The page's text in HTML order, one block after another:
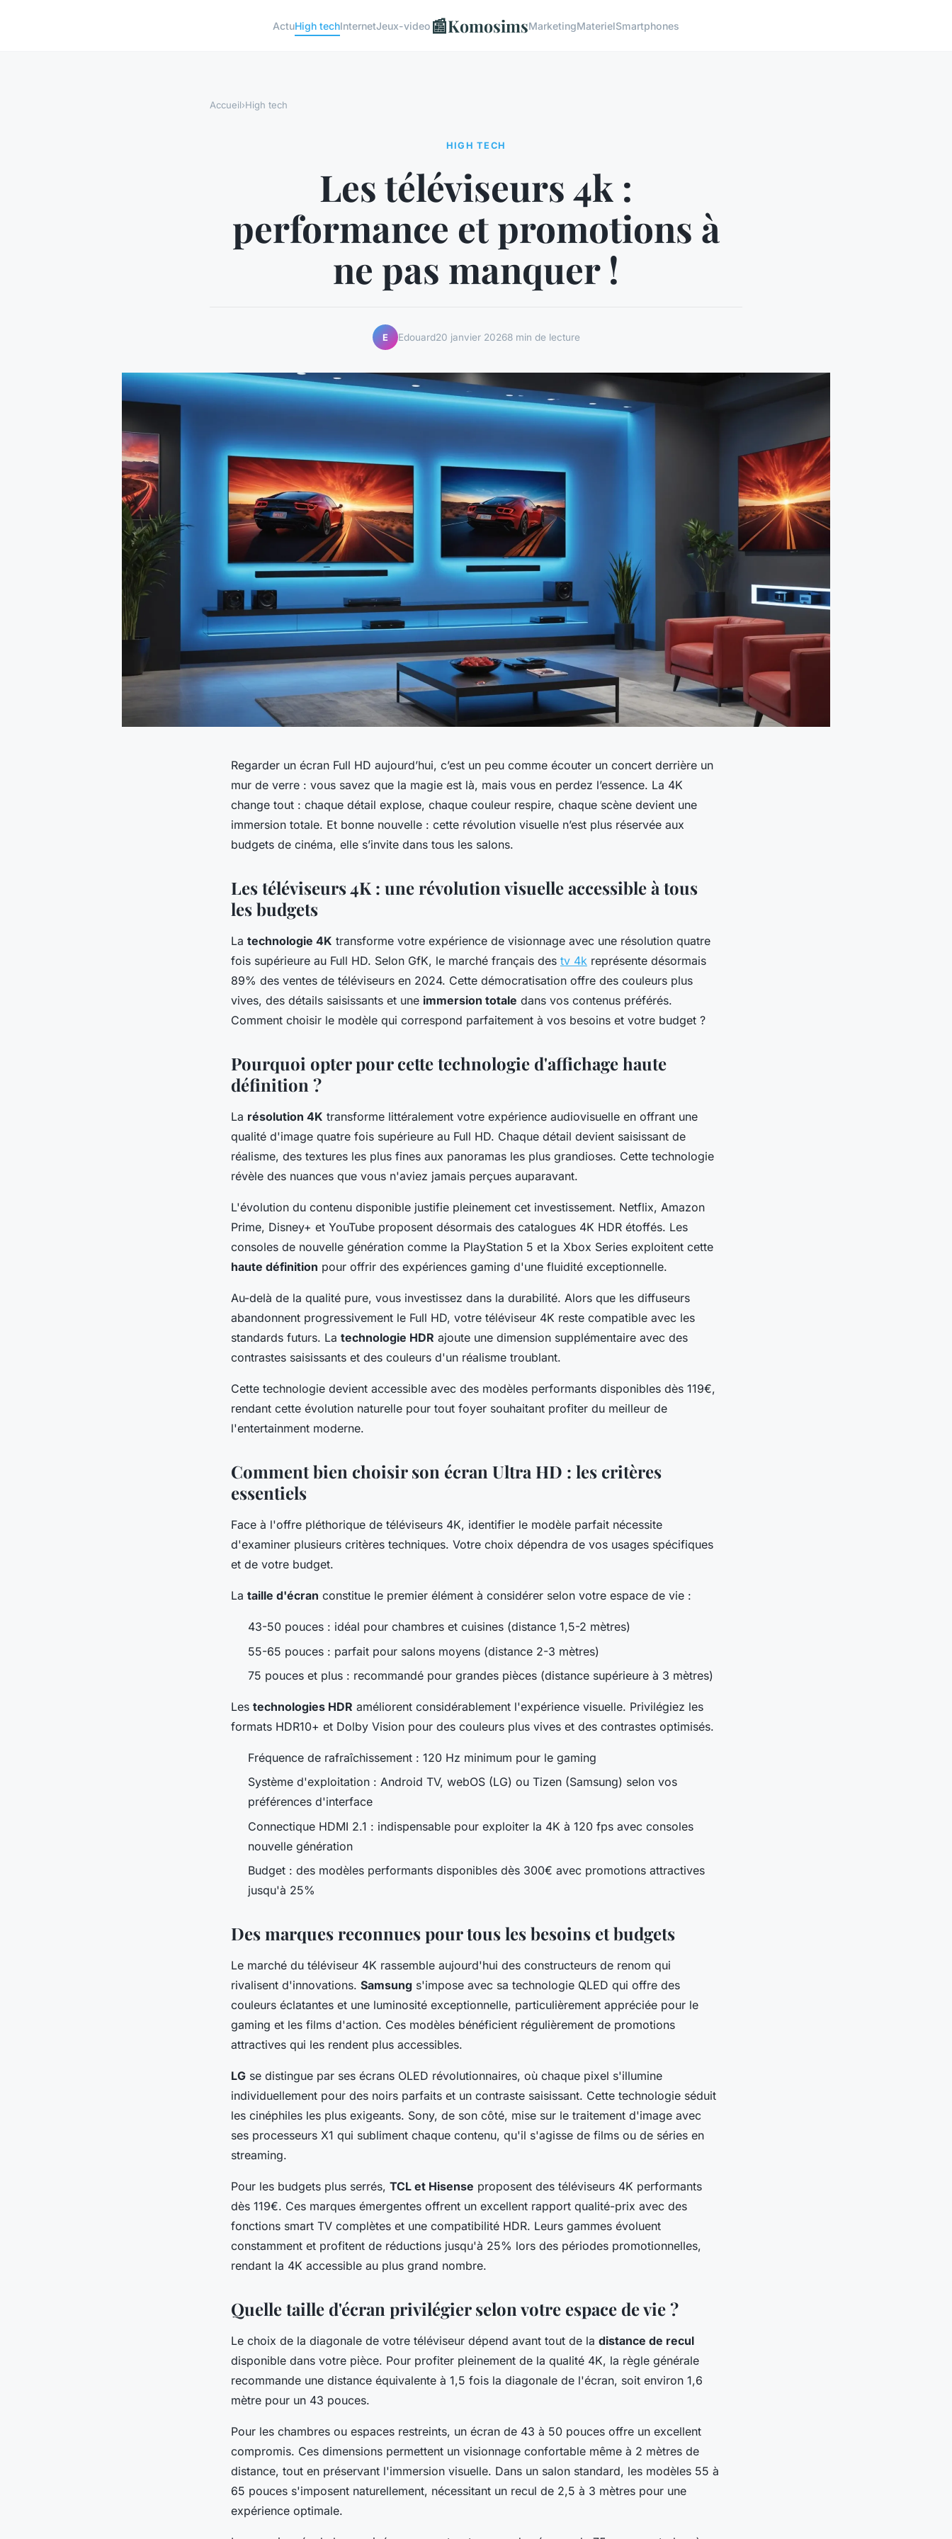
ActuHigh techInternetJeux-video 📰KomosimsMarketingMaterielSmartphones
Accueil›High tech
HIGH TECH
Les téléviseurs 4k :
performance et promotions à
ne pas manquer !
E Edouard20 janvier 20268 min de lecture
Regarder un écran Full HD aujourd’hui, c’est un peu comme écouter un concert derrière un
mur de verre : vous savez que la magie est là, mais vous en perdez l’essence. La 4K
change tout : chaque détail explose, chaque couleur respire, chaque scène devient une
immersion totale. Et bonne nouvelle : cette révolution visuelle n’est plus réservée aux
budgets de cinéma, elle s’invite dans tous les salons.
Les téléviseurs 4K : une révolution visuelle accessible à tous
les budgets
La technologie 4K transforme votre expérience de visionnage avec une résolution quatre
fois supérieure au Full HD. Selon GfK, le marché français des tv 4k représente désormais
89% des ventes de téléviseurs en 2024. Cette démocratisation offre des couleurs plus
vives, des détails saisissants et une immersion totale dans vos contenus préférés.
Comment choisir le modèle qui correspond parfaitement à vos besoins et votre budget ?
Pourquoi opter pour cette technologie d'affichage haute
définition ?
La résolution 4K transforme littéralement votre expérience audiovisuelle en offrant une
qualité d'image quatre fois supérieure au Full HD. Chaque détail devient saisissant de
réalisme, des textures les plus fines aux panoramas les plus grandioses. Cette technologie
révèle des nuances que vous n'aviez jamais perçues auparavant.
L'évolution du contenu disponible justifie pleinement cet investissement. Netflix, Amazon
Prime, Disney+ et YouTube proposent désormais des catalogues 4K HDR étoffés. Les
consoles de nouvelle génération comme la PlayStation 5 et la Xbox Series exploitent cette
haute définition pour offrir des expériences gaming d'une fluidité exceptionnelle.
Au-delà de la qualité pure, vous investissez dans la durabilité. Alors que les diffuseurs
abandonnent progressivement le Full HD, votre téléviseur 4K reste compatible avec les
standards futurs. La technologie HDR ajoute une dimension supplémentaire avec des
contrastes saisissants et des couleurs d'un réalisme troublant.
Cette technologie devient accessible avec des modèles performants disponibles dès 119€,
rendant cette évolution naturelle pour tout foyer souhaitant profiter du meilleur de
l'entertainment moderne.
Comment bien choisir son écran Ultra HD : les critères
essentiels
Face à l'offre pléthorique de téléviseurs 4K, identifier le modèle parfait nécessite
d'examiner plusieurs critères techniques. Votre choix dépendra de vos usages spécifiques
et de votre budget.
La taille d'écran constitue le premier élément à considérer selon votre espace de vie :
43-50 pouces : idéal pour chambres et cuisines (distance 1,5-2 mètres)
55-65 pouces : parfait pour salons moyens (distance 2-3 mètres)
75 pouces et plus : recommandé pour grandes pièces (distance supérieure à 3 mètres)
Les technologies HDR améliorent considérablement l'expérience visuelle. Privilégiez les
formats HDR10+ et Dolby Vision pour des couleurs plus vives et des contrastes optimisés.
Fréquence de rafraîchissement : 120 Hz minimum pour le gaming
Système d'exploitation : Android TV, webOS (LG) ou Tizen (Samsung) selon vos
préférences d'interface
Connectique HDMI 2.1 : indispensable pour exploiter la 4K à 120 fps avec consoles
nouvelle génération
Budget : des modèles performants disponibles dès 300€ avec promotions attractives
jusqu'à 25%
Des marques reconnues pour tous les besoins et budgets
Le marché du téléviseur 4K rassemble aujourd'hui des constructeurs de renom qui
rivalisent d'innovations. Samsung s'impose avec sa technologie QLED qui offre des
couleurs éclatantes et une luminosité exceptionnelle, particulièrement appréciée pour le
gaming et les films d'action. Ces modèles bénéficient régulièrement de promotions
attractives qui les rendent plus accessibles.
LG se distingue par ses écrans OLED révolutionnaires, où chaque pixel s'illumine
individuellement pour des noirs parfaits et un contraste saisissant. Cette technologie séduit
les cinéphiles les plus exigeants. Sony, de son côté, mise sur le traitement d'image avec
ses processeurs X1 qui subliment chaque contenu, qu'il s'agisse de films ou de séries en
streaming.
Pour les budgets plus serrés, TCL et Hisense proposent des téléviseurs 4K performants
dès 119€. Ces marques émergentes offrent un excellent rapport qualité-prix avec des
fonctions smart TV complètes et une compatibilité HDR. Leurs gammes évoluent
constamment et profitent de réductions jusqu'à 25% lors des périodes promotionnelles,
rendant la 4K accessible au plus grand nombre.
Quelle taille d'écran privilégier selon votre espace de vie ?
Le choix de la diagonale de votre téléviseur dépend avant tout de la distance de recul
disponible dans votre pièce. Pour profiter pleinement de la qualité 4K, la règle générale
recommande une distance équivalente à 1,5 fois la diagonale de l'écran, soit environ 1,6
mètre pour un 43 pouces.
Pour les chambres ou espaces restreints, un écran de 43 à 50 pouces offre un excellent
compromis. Ces dimensions permettent un visionnage confortable même à 2 mètres de
distance, tout en préservant l'immersion visuelle. Dans un salon standard, les modèles 55 à
65 pouces s'imposent naturellement, nécessitant un recul de 2,5 à 3 mètres pour une
expérience optimale.